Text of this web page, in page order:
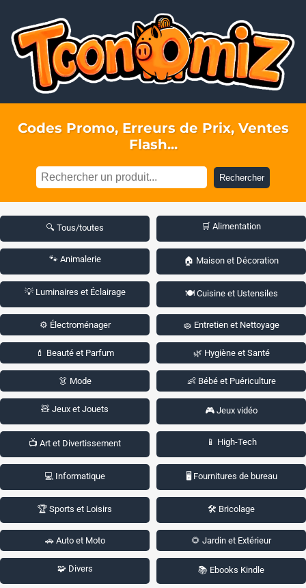
Codes Promo, Erreurs de Prix, Ventes
Flash...
Rechercher
🔍 Tous/toutes 🛒 Alimentation
🐾 Animalerie 🏠 Maison et Décoration
💡 Luminaires et Éclairage 🍽️ Cuisine et Ustensiles
⚙️ Électroménager 🧽 Entretien et Nettoyage
💄 Beauté et Parfum 🌿 Hygiène et Santé
👗 Mode 👶 Bébé et Puériculture
🧸 Jeux et Jouets 🎮 Jeux vidéo
📺 Art et Divertissement 📱 High-Tech
💻 Informatique 🖥️ Fournitures de bureau
🏆 Sports et Loisirs 🛠️ Bricolage
🚗 Auto et Moto 🌻 Jardin et Extérieur
🧩 Divers 📚 Ebooks Kindle